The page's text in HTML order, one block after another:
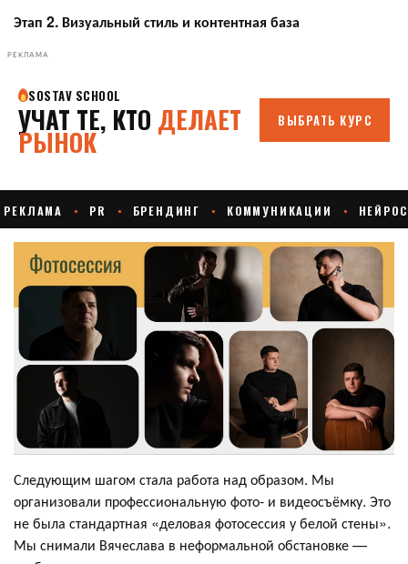
Этап 2. Визуальный стиль и контентная база
РЕКЛАМА
Следующим шагом стала работа над образом. Мы
организовали профессиональную фото- и видеосъёмку. Это
не была стандартная «деловая фотосессия у белой стены».
Мы снимали Вячеслава в неформальной обстановке —